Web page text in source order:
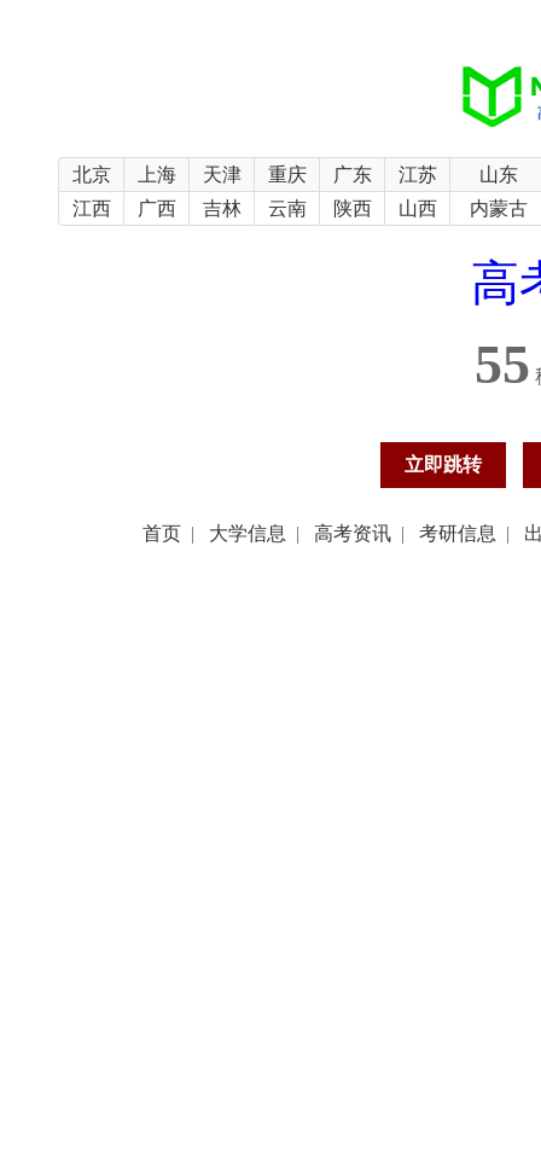
北京 上海 天津 重庆 广东 江苏
山东
江西
广西 吉林 云南 陕西 山西 内蒙古
高
54
立即跳转
首页 | 大学信息 | 高考资讯 | 考研信息 |